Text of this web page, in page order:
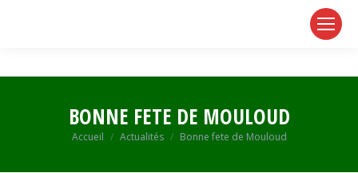
BONNE FETE DE MOULOUD
Vous êtes ici :
Accueil Actualités Bonne fete de Mouloud